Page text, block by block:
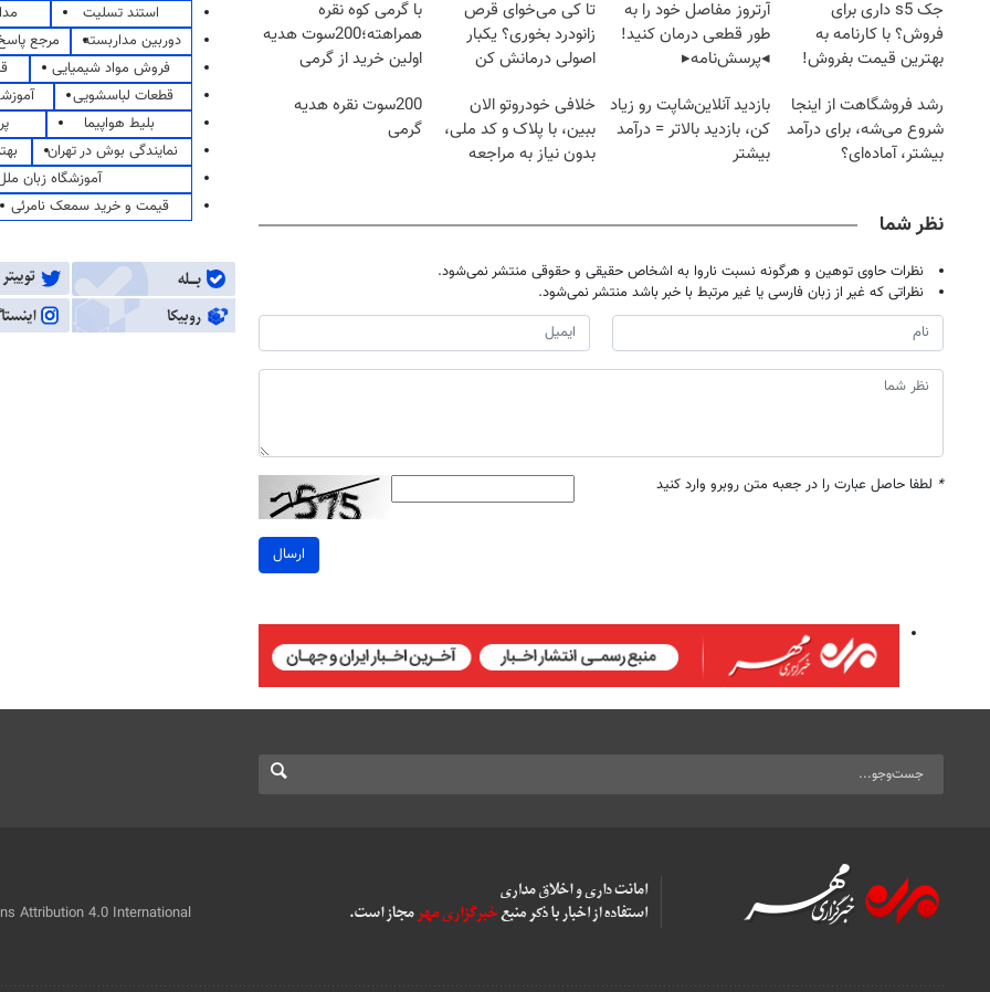
جک s5 داری برای
فروش؟ با کارنامه به
بهترین قیمت بفروش!
آرتروز مفاصل خود را به
طور قطعی درمان کنید!
◂پرسش‌نامه▸
تا کی می‌خوای قرص
زانودرد بخوری؟ یکبار
اصولی درمانش کن
با گرمی کوه نقره
همراهته؛200سوت هدیه
اولین خرید از گرمی
رشد فروشگاهت از اینجا
شروع می‌شه، برای درآمد
بیشتر، آماده‌ای؟
بازدید آنلاین‌شاپت رو زیاد
کن، بازدید بالاتر = درآمد
بیشتر
خلافی خودروتو الان
ببین، با پلاک و کد ملی،
بدون نیاز به مراجعه
200سوت نقره هدیه
گرمی
نظر شما
نظرات حاوی توهین و هرگونه نسبت ناروا به اشخاص حقیقی و حقوقی منتشر نمی‌شود.
نظراتی که غیر از زبان فارسی یا غیر مرتبط با خبر باشد منتشر نمی‌شود.
* لطفا حاصل عبارت را در جعبه متن روبرو وارد کنید
ارسال
استند تسلیت
دوربین مداربسته
مرجع
فروش مواد شیمیایی
قطعات لباسشویی
بلیط هواپیما
نمایندگی بوش در تهران
آموزشگاه زبان
قیمت و خرید سمعک نامرئی
Attribution 4.0 International